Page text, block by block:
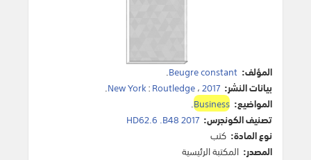
المؤلف: Beugre constant
.
بيانات النشر:
New York:Routledge،2017
.
المواضيع: Business
.
تصنيف الكونجرس: HD62.6 .B48 2017
نوع المادة: كتب
المصدر: المكتبة الرئيسية